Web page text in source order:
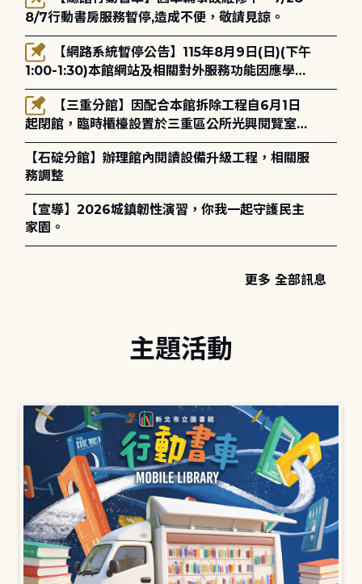
8/7行動書房服務暫停,造成不便，敬請見諒。
1:00-1:30)本館網站及相關對外服務功能因應學術
網路升級更新將暫停服務。
起閉館，臨時櫃檯設置於三重區公所光興閱覽室，
造成不便，敬請見諒。
【石碇分館】辦理館內閱讀設備升級工程，相關服
務調整
【宣導】2026城鎮韌性演習，你我一起守護民主
家園。
更多 全部訊息
主題活動